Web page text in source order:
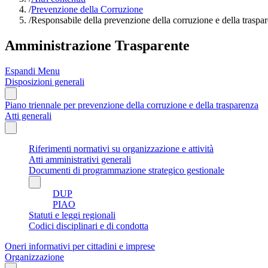
/Prevenzione della Corruzione
/Responsabile della prevenzione della corruzione e della
Amministrazione Trasparente
Espandi Menu
Disposizioni generali
Piano triennale per prevenzione della corruzione e della trasparenza
Atti generali
Riferimenti normativi su organizzazione e attività
Atti amministrativi generali
Documenti di programmazione strategico gestionale
DUP
PIAO
Statuti e leggi regionali
Codici disciplinari e di condotta
Oneri informativi per cittadini e imprese
Organizzazione